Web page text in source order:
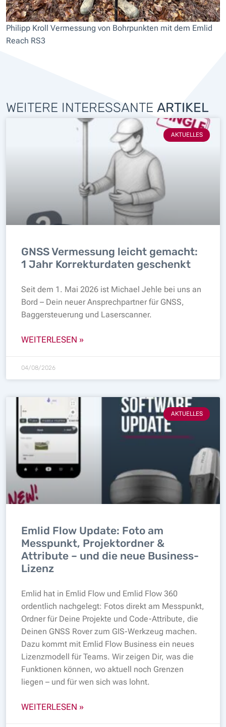
Philipp Kroll Vermessung von Bohrpunkten mit dem Emlid
Reach RS3
WEITERE INTERESSANTE ARTIKEL
AKTUELLES
GNSS Vermessung leicht gemacht:
1 Jahr Korrekturdaten geschenkt
Seit dem 1. Mai 2026 ist Michael Jehle bei uns an
Bord – Dein neuer Ansprechpartner für GNSS,
Baggersteuerung und Laserscanner.
WEITERLESEN »
04/08/2026
AKTUELLES
Emlid Flow Update: Foto am
Messpunkt, Projektordner &
Attribute – und die neue Business-
Lizenz
Emlid hat in Emlid Flow und Emlid Flow 360
ordentlich nachgelegt: Fotos direkt am Messpunkt,
Ordner für Deine Projekte und Code-Attribute, die
Deinen GNSS Rover zum GIS-Werkzeug machen.
Dazu kommt mit Emlid Flow Business ein neues
Lizenzmodell für Teams. Wir zeigen Dir, was die
Funktionen können, wo aktuell noch Grenzen
liegen – und für wen sich was lohnt.
WEITERLESEN »